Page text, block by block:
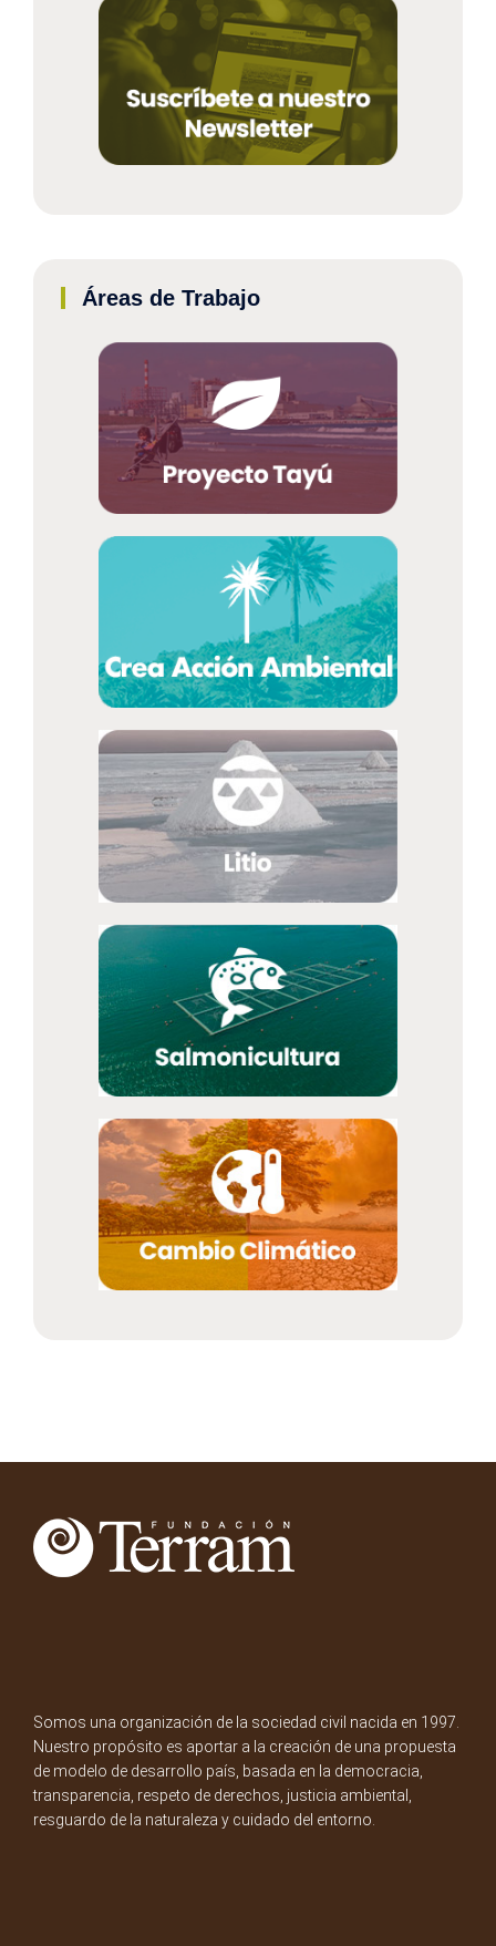
Áreas de Trabajo
Somos una organización de la sociedad civil nacida en 1997.
Nuestro propósito es aportar a la creación de una propuesta
de modelo de desarrollo país, basada en la democracia,
transparencia, respeto de derechos, justicia ambiental,
resguardo de la naturaleza y cuidado del entorno.